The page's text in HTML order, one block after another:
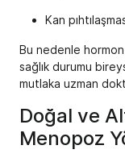
Kan
Bu nedenle
sağlık durumu
mutlaka uzman
Doğal ve
Menopoz